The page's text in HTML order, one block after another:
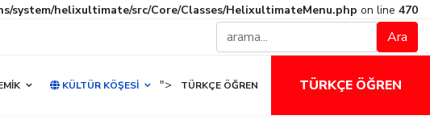
system/helixultimate/src/Core/Classes/HelixultimateMenu.php on line 470
Ara
TÜRKÇE ÖĞREN
KÜLTÜR KÖŞESI "> TÜRKÇE ÖĞREN